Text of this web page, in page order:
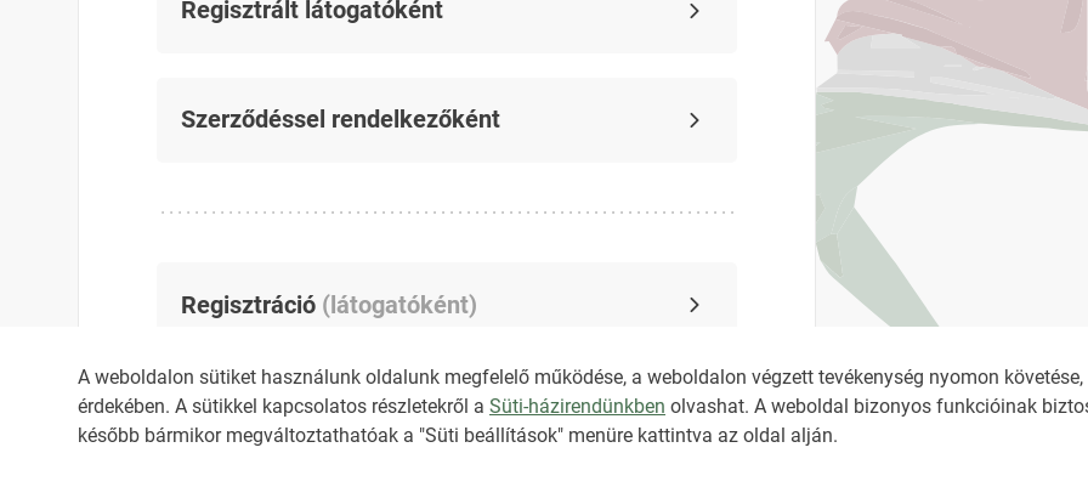
A weboldalon sütiket használunk oldalunk megfelelő működése, a weboldalon végzett tevékenység nyomon
érdekében. A sütikkel kapcsolatos részletekről a Süti-házirendünkben olvashat. A weboldal bizonyos funkcióinak
később bármikor megváltoztathatóak a "Süti beállítások" menüre kattintva az oldal alján.
Regisztrált látogatóként
Szerződéssel rendelkezőként
Regisztráció (látogatóként)